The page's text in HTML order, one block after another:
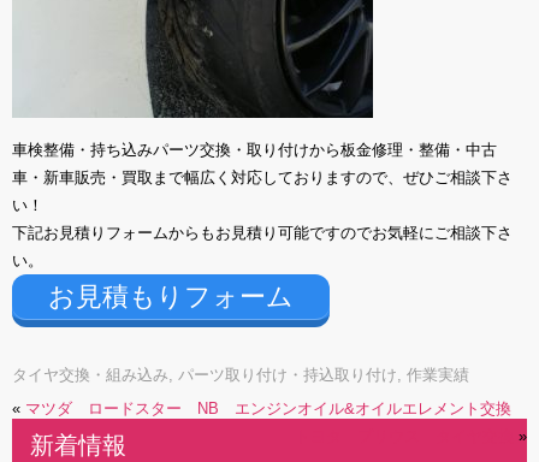
車検整備・持ち込みパーツ交換・取り付けから板金修理・整備・中古
車・新車販売・買取まで幅広く対応しておりますので、ぜひご相談下さ
い！
下記お見積りフォームからもお見積り可能ですのでお気軽にご相談下さ
い。
お見積もりフォーム
タイヤ交換・組み込み, パーツ取り付け・持込取り付け, 作業実績
« マツダ ロードスター NB エンジンオイル&オイルエレメント交換
»
新着情報